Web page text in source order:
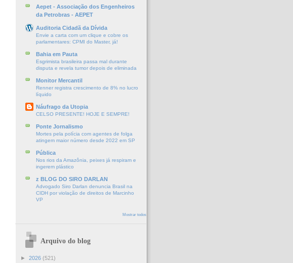
Aepet - Associação dos Engenheiros
da Petrobras - AEPET
Auditoria Cidadã da Dívida
Envie a carta com um clique e cobre os
parlamentares: CPMI do Master, já!
Bahia em Pauta
Esgrimista brasileira passa mal durante
disputa e revela tumor depois de eliminada
Monitor Mercantil
Renner registra crescimento de 8% no lucro
líquido
Náufrago da Utopia
CELSO PRESENTE! HOJE E SEMPRE!
Ponte Jornalismo
Mortes pela polícia com agentes de folga
atingem maior número desde 2022 em SP
Pública
Nos rios da Amazônia, peixes já respiram e
ingerem plástico
z BLOG DO SIRO DARLAN
Advogado Siro Darlan denuncia Brasil na
CIDH por violação de direitos de Marcinho
VP
Mostrar todos
Arquivo do blog
► 2026 (521)